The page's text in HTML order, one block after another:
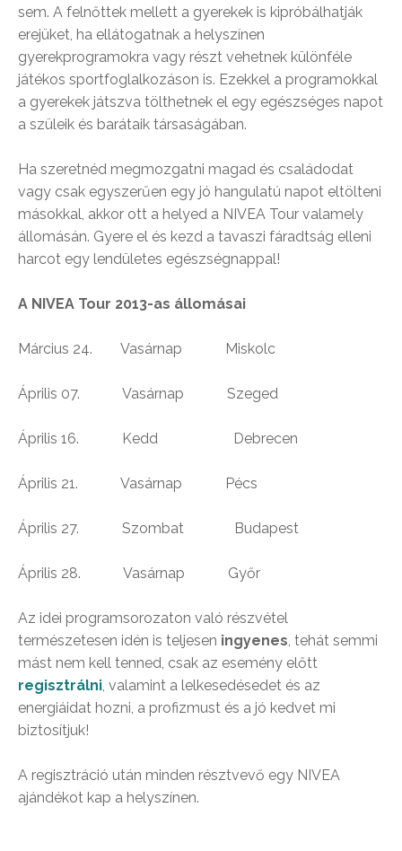
sem. A felnőttek mellett a gyerekek is kipróbálhatják
erejüket, ha ellátogatnak a helyszínen
gyerekprogramokra vagy részt vehetnek különféle
játékos sportfoglalkozáson is. Ezekkel a programokkal
a gyerekek játszva tölthetnek el egy egészséges napot
a szüleik és barátaik társaságában.
Ha szeretnéd megmozgatni magad és családodat
vagy csak egyszerűen egy jó hangulatú napot eltölteni
másokkal, akkor ott a helyed a NIVEA Tour valamely
állomásán. Gyere el és kezd a tavaszi fáradtság elleni
harcot egy lendületes egészségnappal!
A NIVEA Tour 2013-as állomásai
Március 24. Vasárnap Miskolc
Április 07. Vasárnap Szeged
Április 16. Kedd Debrecen
Április 21. Vasárnap Pécs
Április 27. Szombat Budapest
Április 28. Vasárnap Győr
Az idei programsorozaton való részvétel
természetesen idén is teljesen ingyenes, tehát semmi
mást nem kell tenned, csak az esemény előtt
regisztrálni, valamint a lelkesedésedet és az
energiáidat hozni, a profizmust és a jó kedvet mi
biztosítjuk!
A regisztráció után minden résztvevő egy NIVEA
ajándékot kap a helyszínen.